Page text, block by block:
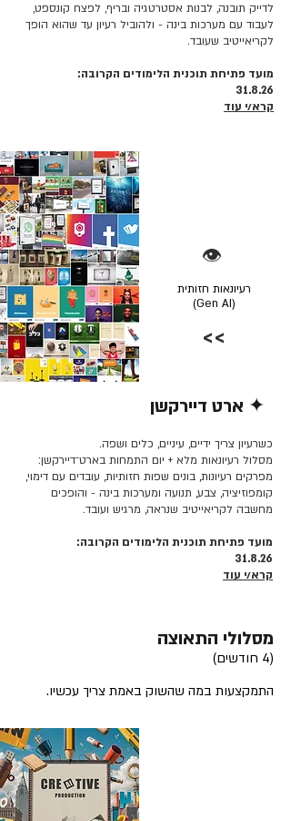
לדייק תובנה, לבנות אסטרטגיה ובריף, לפצח קונספט,
לעבוד עם מערכות בינה - ולהוביל רעיון עד שהוא הופך
לקריאייטיב שעובד.
מועד פתיחת תוכנית הלימודים הקרובה:
31.8.26
קרא/י עוד
👁️
רעיונאות חזותית
(Gen AI)
>>
✦ ארט דיירקשן
כשרעיון צריך ידיים, עיניים, כלים ושפה.
מסלול רעיונאות מלא + יום התמחות בארט־דיירקשן:
מפרקים רעיונות, בונים שפות חזותיות, עובדים עם דימוי,
קומפוזיציה, צבע, תנועה ומערכות בינה - והופכים
מחשבה לקריאייטיב שנראה, מרגיש ועובד.
מועד פתיחת תוכנית הלימודים הקרובה:
31.8.26
קרא/י עוד
מסלולי התאוצה
(4 חודשים)
התמקצעות במה שהשוק באמת צריך עכשיו.